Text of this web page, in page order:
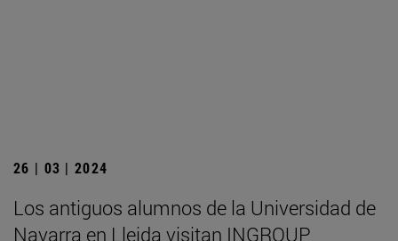
26 | 03 | 2024
Los antiguos alumnos de la Universidad de
Navarra en Lleida visitan INGROUP